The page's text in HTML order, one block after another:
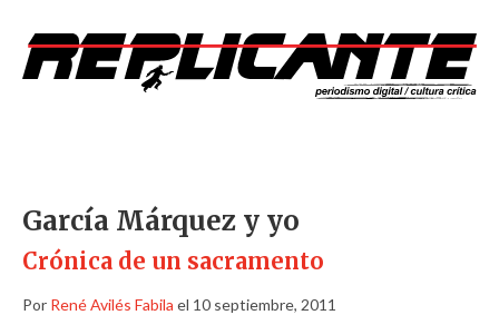
García Márquez y yo
Crónica de un sacramento
Por René Avilés Fabila el 10 septiembre, 2011